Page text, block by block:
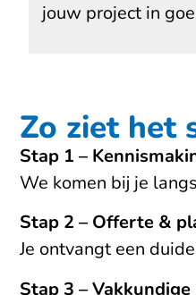
jouw project in
Zo ziet het
Stap 1 –
We komen bij je
Stap 2 – Offerte &
Je ontvangt een
Stap 3 –